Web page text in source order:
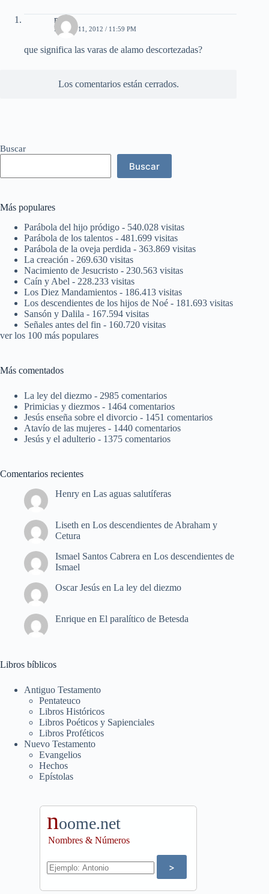
mary
ENERO 11, 2012 / 11:59 PM
que significa las varas de alamo descortezadas?
Los comentarios están cerrados.
Buscar
Buscar
Más populares
Parábola del hijo pródigo - 540.028 visitas
Parábola de los talentos - 481.699 visitas
Parábola de la oveja perdida - 363.869 visitas
La creación - 269.630 visitas
Nacimiento de Jesucristo - 230.563 visitas
Caín y Abel - 228.233 visitas
Los Diez Mandamientos - 186.413 visitas
Los descendientes de los hijos de Noé - 181.693 visitas
Sansón y Dalila - 167.594 visitas
Señales antes del fin - 160.720 visitas
ver los 100 más populares
Más comentados
La ley del diezmo - 2985 comentarios
Primicias y diezmos - 1464 comentarios
Jesús enseña sobre el divorcio - 1451 comentarios
Atavío de las mujeres - 1440 comentarios
Jesús y el adulterio - 1375 comentarios
Comentarios recientes
Henry en Las aguas salutíferas
Liseth en Los descendientes de Abraham y
Cetura
Ismael Santos Cabrera en Los descendientes de
Ismael
Oscar Jesús en La ley del diezmo
Enrique en El paralítico de Betesda
Libros bíblicos
Antiguo Testamento
Pentateuco
Libros Históricos
Libros Poéticos y Sapienciales
Libros Proféticos
Nuevo Testamento
Evangelios
Hechos
Epístolas
noome.net
Nombres & Números